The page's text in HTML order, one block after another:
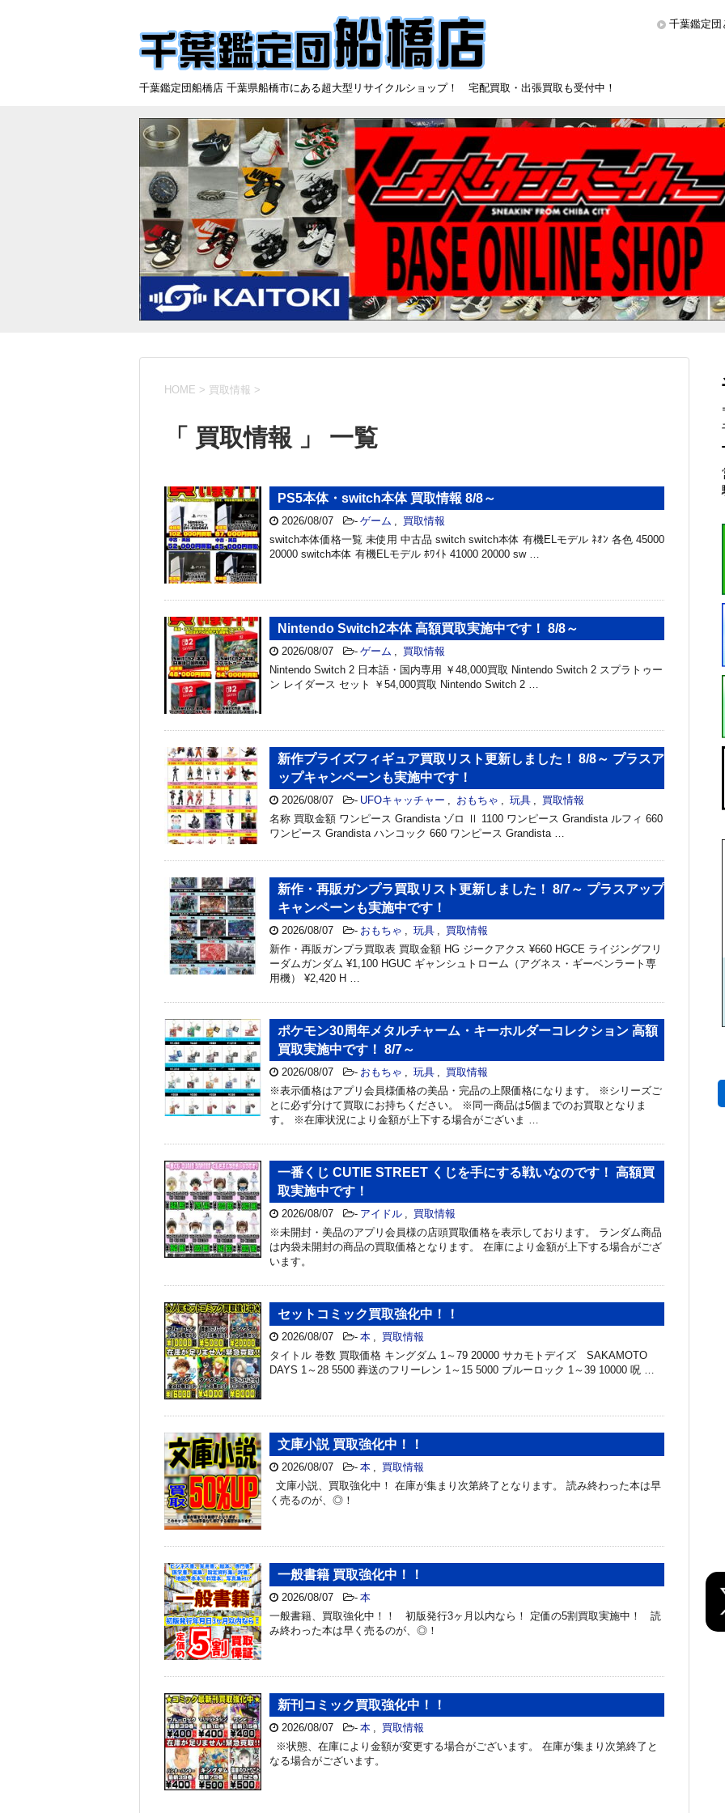
千葉鑑定団船橋店 千葉県船橋市にある超大型リサイクルショップ！ 宅配買取・出張買取も受付中！
千葉鑑定団
HOME > 買取情報 >
「 買取情報 」 一覧
PS5本体・switch本体 買取情報 8/8～
2026/08/07 - ゲーム , 買取情報
switch本体価格一覧 未使用 中古品 switch switch本体 有機ELモデル ﾈｵﾝ 各色 45000
20000 switch本体 有機ELモデル ﾎﾜｲﾄ 41000 20000 sw …
Nintendo Switch2本体 高額買取実施中です！ 8/8～
2026/08/07 - ゲーム , 買取情報
Nintendo Switch 2 日本語・国内専用 ￥48,000買取 Nintendo Switch 2 スプラトゥー
ン レイダース セット ￥54,000買取 Nintendo Switch 2 …
新作プライズフィギュア買取リスト更新しました！ 8/8～ プラスア
ップキャンペーンも実施中です！
2026/08/07 - UFOキャッチャー , おもちゃ , 玩具 , 買取情報
名称 買取金額 ワンピース Grandista ゾロ Ⅱ 1100 ワンピース Grandista ルフィ 660
ワンピース Grandista ハンコック 660 ワンピース Grandista …
新作・再販ガンプラ買取リスト更新しました！ 8/7～ プラスアップ
キャンペーンも実施中です！
2026/08/07 - おもちゃ , 玩具 , 買取情報
新作・再販ガンプラ買取表 買取金額 HG ジークアクス ¥660 HGCE ライジングフリ
ーダムガンダム ¥1,100 HGUC ギャンシュトローム（アグネス・ギーベンラート専
用機） ¥2,420 H …
ポケモン30周年メタルチャーム・キーホルダーコレクション 高額
買取実施中です！ 8/7～
2026/08/07 - おもちゃ , 玩具 , 買取情報
※表示価格はアプリ会員様価格の美品・完品の上限価格になります。 ※シリーズご
とに必ず分けて買取にお持ちください。 ※同一商品は5個までのお買取となりま
す。 ※在庫状況により金額が上下する場合がございま …
一番くじ CUTIE STREET くじを手にする戦いなのです！ 高額買
取実施中です！
2026/08/07 - アイドル , 買取情報
※未開封・美品のアプリ会員様の店頭買取価格を表示しております。 ランダム商品
は内袋未開封の商品の買取価格となります。 在庫により金額が上下する場合がござ
います。
セットコミック買取強化中！！
2026/08/07 - 本 , 買取情報
タイトル 巻数 買取価格 キングダム 1～79 20000 サカモトデイズ SAKAMOTO
DAYS 1～28 5500 葬送のフリーレン 1～15 5000 ブルーロック 1～39 10000 呪 …
文庫小説 買取強化中！！
2026/08/07 - 本 , 買取情報
文庫小説、買取強化中！ 在庫が集まり次第終了となります。 読み終わった本は早
く売るのが、◎！
一般書籍 買取強化中！！
2026/08/07 - 本
一般書籍、買取強化中！！ 初版発行3ヶ月以内なら！ 定価の5割買取実施中！ 読
み終わった本は早く売るのが、◎！
新刊コミック買取強化中！！
2026/08/07 - 本 , 買取情報
※状態、在庫により金額が変更する場合がございます。 在庫が集まり次第終了と
なる場合がございます。